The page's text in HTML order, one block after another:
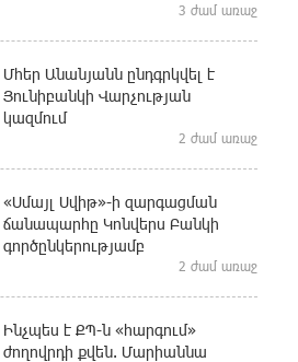
3 ժամ առաջ
Մհեր Անանյանն ընդգրկվել է
Յունիբանկի Վարչության
կազմում
2 ժամ առաջ
«Սմայլ Սվիթ»-ի զարգացման
ճանապարհը Կոնվերս Բանկի
գործընկերությամբ
2 ժամ առաջ
Ինչպես է ՔՊ-ն «հարգում»
ժողովրդի քվեն. Մարիաննա